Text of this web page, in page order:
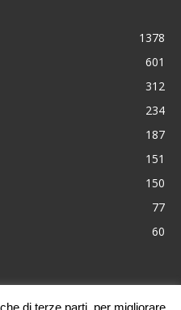
1378
601
312
234
187
151
150
77
60
di terze parti, per migliorare